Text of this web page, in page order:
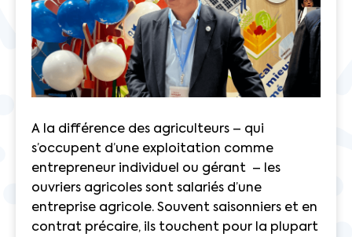
A la différence des agriculteurs – qui
s’occupent d’une exploitation comme
entrepreneur individuel ou gérant – les
ouvriers agricoles sont salariés d’une
entreprise agricole. Souvent saisonniers et en
contrat précaire, ils touchent pour la plupart